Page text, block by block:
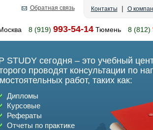
Контакты | О
Обратная связь
8 (919) 993-54-14Тюмень 8 (812)
STUDY сегодня – это учебный
проводят консультации по
работ, таких как:
Дипломы
Курсовые
Рефераты
Отчеты по практике